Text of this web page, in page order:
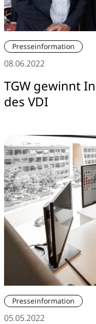
Presseinformation
08.06.2022
TGW gewinnt
des VDI
Presseinformation
05.05.2022